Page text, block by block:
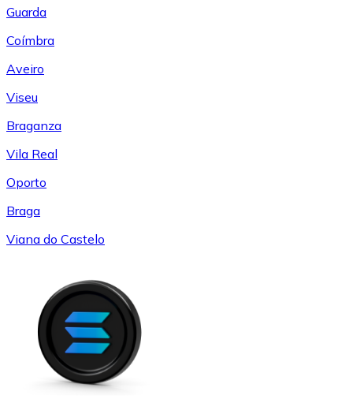
Guarda
Coímbra
Aveiro
Viseu
Braganza
Vila Real
Oporto
Braga
Viana do Castelo